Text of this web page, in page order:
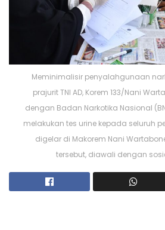
Meminimalisir penyalahgunaan
prajurit TNI AD, Korem 133/Nani
dengan Badan Narkotika Nasional
melakukan tes urine kepada seluruh
digelar di Makorem Nani
tersebut, diawali dengan